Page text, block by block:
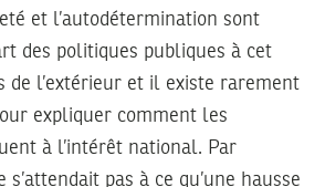
et l’autodétermination sont
des politiques publiques à cet
de l’extérieur et il existe rarement
expliquer comment les
à l’intérêt national. Par
s’attendait pas à ce qu’une hausse